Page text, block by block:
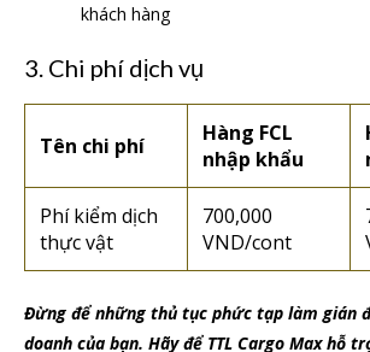
khách hàng
3. Chi phí dịch vụ
Tên chi phí
Hàng FCL
nhập khẩu
Phí kiểm dịch
thực vật
700,000
VND/cont
Đừng để những thủ tục phức tạp làm gián
doanh của bạn. Hãy để TTL Cargo Max hỗ